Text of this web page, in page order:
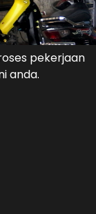
pekerjaan
anda.